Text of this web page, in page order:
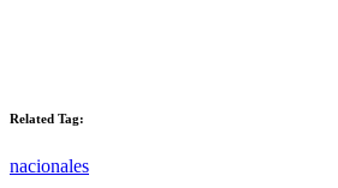
Related Tag:
nacionales